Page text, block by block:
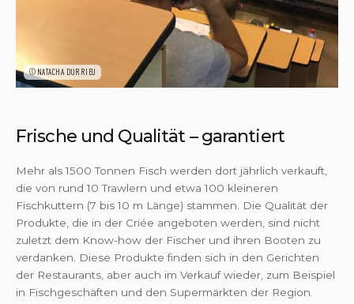
©NATACHA DURRIEU
Frische und Qualität – garantiert
Mehr als 1500 Tonnen Fisch werden dort jährlich verkauft,
die von rund 10 Trawlern und etwa 100 kleineren
Fischkuttern (7 bis 10 m Länge) stammen. Die Qualität der
Produkte, die in der Criée angeboten werden, sind nicht
zuletzt dem Know-how der Fischer und ihren Booten zu
verdanken. Diese Produkte finden sich in den Gerichten
der Restaurants, aber auch im Verkauf wieder, zum Beispiel
in Fischgeschäften und den Supermärkten der Region.